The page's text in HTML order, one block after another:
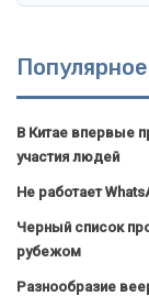
Популярное
В Китае впервые
участия людей
Не работает
Черный список
рубежом
Разнообразие